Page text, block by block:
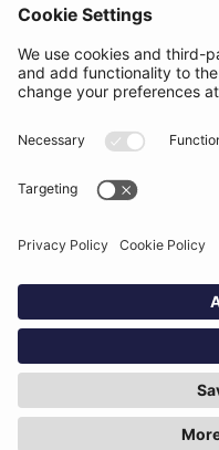
¿Necesitas ayuda?
support@beatsurfing.com
Base de conocimientos
BEATSURFING Blog
Aspectos legales